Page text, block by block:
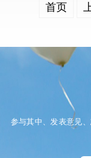
首页
参与其中、发表意见